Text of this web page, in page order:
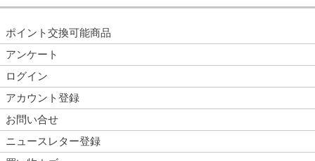
ポイント交換可能商品
アンケート
ログイン
アカウント登録
お問い合せ
ニュースレター登録